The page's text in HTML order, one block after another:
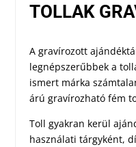
TOLLAK
A gravírozott
legnépszerűbbek a
ismert márka
árú gravírozható fém
Toll gyakran kerül
használati tárgyként,